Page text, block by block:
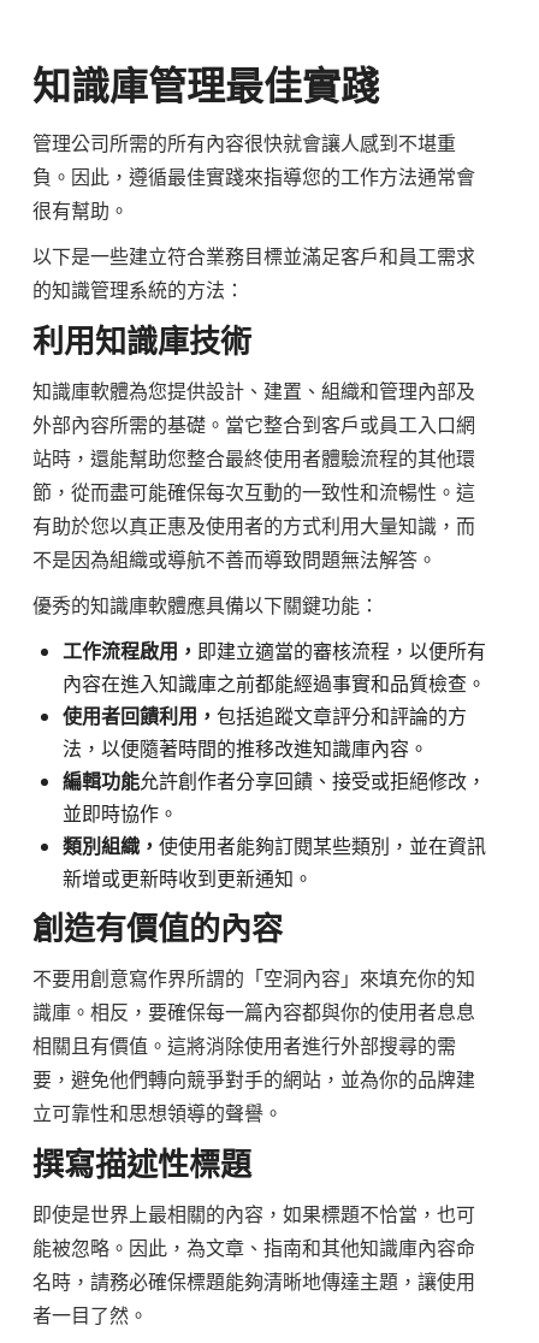
知識庫管理最佳實踐
管理公司所需的所有內容很快就會讓人感到不堪重
負。因此，遵循最佳實踐來指導您的工作方法通常會
很有幫助。
以下是一些建立符合業務目標並滿足客戶和員工需求
的知識管理系統的方法：
利用知識庫技術
知識庫軟體為您提供設計、建置、組織和管理內部及
外部內容所需的基礎。當它整合到客戶或員工入口網
站時，還能幫助您整合最終使用者體驗流程的其他環
節，從而盡可能確保每次互動的一致性和流暢性。這
有助於您以真正惠及使用者的方式利用大量知識，而
不是因為組織或導航不善而導致問題無法解答。
優秀的知識庫軟體應具備以下關鍵功能：
工作流程啟用， 即建立適當的審核流程，以便所有
內容在進入知識庫之前都能經過事實和品質檢查。
使用者回饋利用，包括追蹤文章評分和評論的方
法，以便隨著時間的推移改進知識庫內容。
編輯功能允許創作者分享回饋、接受或拒絕修改，
並即時協作。
類別組織，使使用者能夠訂閱某些類別，並在資訊
新增或更新時收到更新通知。
創造有價值的內容
不要用創意寫作界所謂的「空洞內容」來填充你的知
識庫。相反，要確保每一篇內容都與你的使用者息息
相關且有價值。這將消除使用者進行外部搜尋的需
要，避免他們轉向競爭對手的網站，並為你的品牌建
立可靠性和思想領導的聲譽。
撰寫描述性標題
即使是世界上最相關的內容，如果標題不恰當，也可
能被忽略。因此，為文章、指南和其他知識庫內容命
名時，請務必確保標題能夠清晰地傳達主題，讓使用
者一目了然。